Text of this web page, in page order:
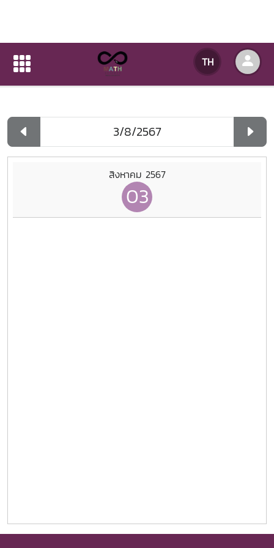
TH
ปฏิทินกิจกรรมของหน่วยงาน
ปฏิทินกิจกรรมของหน่วยงาน
สิงหาคม 2567
03